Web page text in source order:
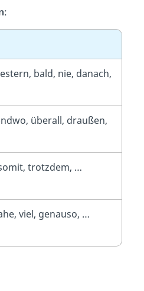
:
bald, nie, danach,
überall, draußen,
trotzdem, …
viel, genauso, …